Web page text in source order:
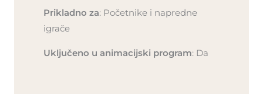
Prikladno za: Početnike i napredne
igrače
Uključeno u animacijski program: Da